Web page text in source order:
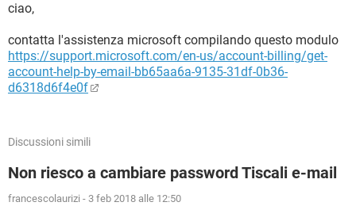
ciao,
contatta l'assistenza microsoft compilando questo modulo
https://support.microsoft.com/en-us/account-billing/get-
account-help-by-email-bb65aa6a-9135-31df-0b36-
d6318d6f4e0f
Discussioni simili
Non riesco a cambiare password Tiscali e-mail
francescolaurizi - 3 feb 2018 alle 12:50